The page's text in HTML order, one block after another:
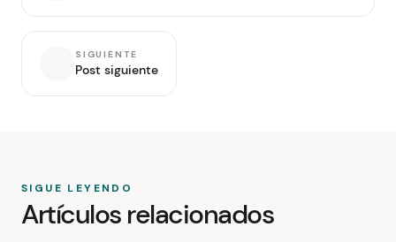
SIGUIENTE
Post siguiente
SIGUE LEYENDO
Artículos relacionados